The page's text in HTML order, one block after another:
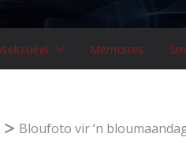
Memoires
Bloufoto vir ‘n